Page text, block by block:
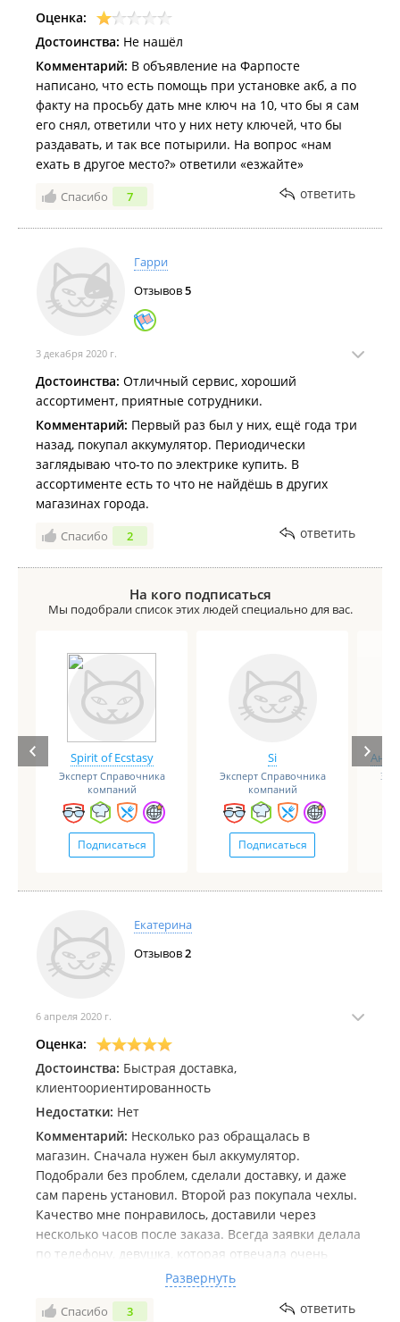
Оценка:
Достоинства: Не нашёл
Комментарий: В объявление на Фарпосте
написано, что есть помощь при установке акб, а по
факту на просьбу дать мне ключ на 10, что бы я сам
его снял, ответили что у них нету ключей, что бы
раздавать, и так все потырили. На вопрос «нам
ехать в другое место?» ответили «езжайте»
Спасибо 7 ответить
Гарри
Отзывов5
3 декабря 2020 г.
Достоинства: Отличный сервис, хороший
ассортимент, приятные сотрудники.
Комментарий: Первый раз был у них, ещё года три
назад, покупал аккумулятор. Периодически
заглядываю что-то по электрике купить. В
ассортименте есть то что не найдёшь в других
магазинах города.
Спасибо 2 ответить
На кого подписаться
Мы подобрали список этих людей специально для вас.
Spirit of Ecstasy
Эксперт Справочника
компаний
Подписаться
Si
Эксперт Справочника
компаний
Подписаться
Екатерина
Отзывов2
6 апреля 2020 г.
Оценка:
Достоинства: Быстрая доставка,
клиентоориентированность
Недостатки: Нет
Комментарий: Несколько раз обращалась в
магазин. Сначала нужен был аккумулятор.
Подобрали без проблем, сделали доставку, и даже
сам парень установил. Второй раз покупала чехлы.
Качество мне понравилось, доставили через
несколько часов после заказа. Всегда заявки делала
по телефону, девушка, которая отвечала очень
вежливая, приветливая, всегда посоветует и что
нужно подберёт. Мне удобно, что никаких
заморочек, не надо никуда ехать: заказал-привезли.
Развернуть
Спасибо 3 ответить